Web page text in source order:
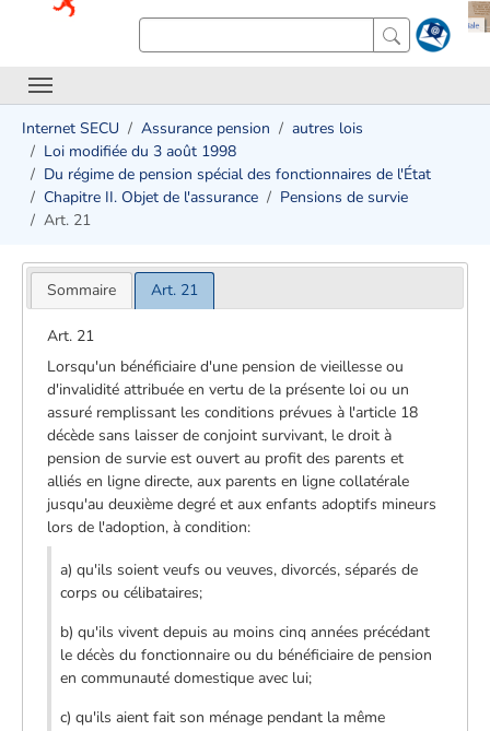
Internet SECU Assurance pension
autres lois
Loi modifiée du 3 août 1998
Du régime de pension spécial des fonctionnaires de l'État
Chapitre II. Objet de l'assurance
Pensions de survie
Art. 21
Sommaire Art. 21
Art. 21
Lorsqu'un bénéficiaire d'une pension de vieillesse ou
d'invalidité attribuée en vertu de la présente loi ou un
assuré remplissant les conditions prévues à l'article 18
décède sans laisser de conjoint survivant, le droit à
pension de survie est ouvert au profit des parents et
alliés en ligne directe, aux parents en ligne collatérale
jusqu'au deuxième degré et aux enfants adoptifs mineurs
lors de l'adoption, à condition:
a) qu'ils soient veufs ou veuves, divorcés, séparés de
corps ou célibataires;
b) qu'ils vivent depuis au moins cinq années précédant
le décès du fonctionnaire ou du bénéficiaire de pension
en communauté domestique avec lui;
c) qu'ils aient fait son ménage pendant la même